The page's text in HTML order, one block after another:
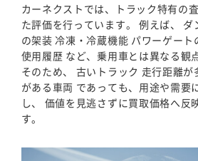
カーネクストでは、トラック特有の
た評価を行っています。 例えば、
の架装 冷凍・冷蔵機能 パワーゲート
使用履歴 など、乗用車とは異なる観
そのため、 古いトラック 走行距離
がある車両 であっても、用途や需要
し、 価値を見逃さずに買取価格へ反
す。